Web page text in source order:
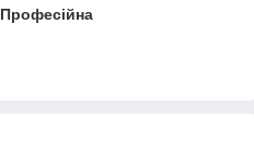
Професійна